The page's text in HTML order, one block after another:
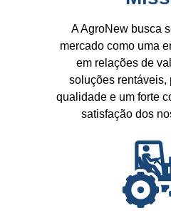
A AgroNew busca
mercado como uma
em relações de
soluções rentáveis,
qualidade e um forte
satisfação dos